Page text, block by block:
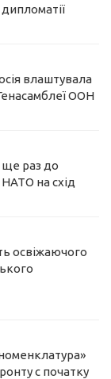
дипломатії
влаштувала
ООН
ще раз до
на схід
освіжаючого
с початку